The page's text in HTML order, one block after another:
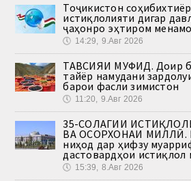
Тоҷикистон
истиқлолияти дигар
ҷаҳонро эҳтиром
🕔 14:29, 9.Авг 2026
ТАВСИЯИ МУФИД. Доир
тайёр намудани
барои фасли зимистон
🕔 11:20, 9.Авг 2026
35-СОЛАГИИ
ВА ОСОРХОНАИ МИЛЛӢ.
ниҳод дар ҳифзу
дастовардҳои истиқлол
🕔 15:39, 8.Авг 2026